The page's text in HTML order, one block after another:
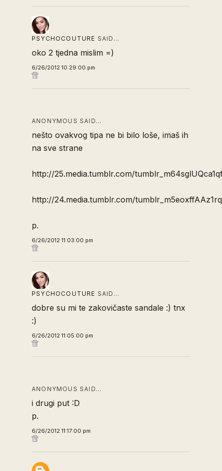
PSYCHOCOUTURE SAID…
oko 2 tjedna mislim =)
6/26/2012 10:29:00 pm
ANONYMOUS SAID…
nešto ovakvog tipa ne bi bilo loše, imaš ih
na sve strane
http://25.media.tumblr.com/
http://24.media.tumblr.com/
p.
6/26/2012 11:03:00 pm
PSYCHOCOUTURE SAID…
dobre su mi te zakovičaste sandale :) tnx
:)
6/26/2012 11:05:00 pm
ANONYMOUS SAID…
i drugi put :D
p.
6/26/2012 11:17:00 pm